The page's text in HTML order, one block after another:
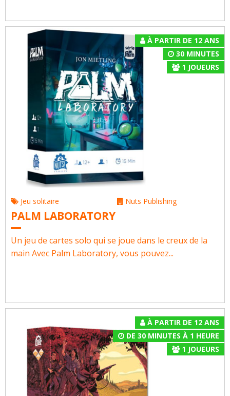
À PARTIR DE 12 ANS
30 MINUTES
1 JOUEURS
Jeu solitaire Nuts Publishing
PALM LABORATORY
Un jeu de cartes solo qui se joue dans le creux de la
main Avec Palm Laboratory, vous pouvez...
À PARTIR DE 12 ANS
DE 30 MINUTES À 1 HEURE
1 JOUEURS